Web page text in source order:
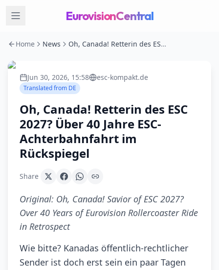
EurovisionCentral
Home News Oh, Canada! Retterin des ESC 2027? Über 40 Jahre ESC-Achterbahnfahrt im Rückspiegel
Jun 30, 2026, 15:58 esc-kompakt.de
Translated from DE
Oh, Canada! Retterin des ESC
2027? Über 40 Jahre ESC-
Achterbahnfahrt im
Rückspiegel
Share
Original: Oh, Canada! Savior of ESC 2027?
Over 40 Years of Eurovision Rollercoaster Ride
in Retrospect
Wie bitte? Kanadas öffentlich-rechtlicher
Sender ist doch erst sein ein paar Tagen